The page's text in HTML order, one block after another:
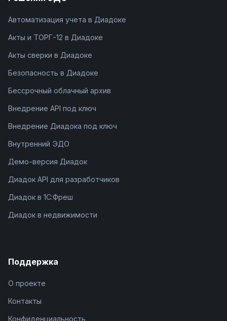
Автоматизация учета в Диадоке
Акты и ТОРГ-12 в Диадоке
Акты сверки в Диадоке
Безопасность в Диадоке
Бессрочный облачный архив
Внедрение API под ключ
Внедрение Диадока под ключ
Внутренний ЭДО
Демо-версия Диадок
Диадок API для разработчиков
Диадок в 1С:Фреш
Диадок в недвижимости
Поддержка
О проекте
Контакты
Конфиденциальность